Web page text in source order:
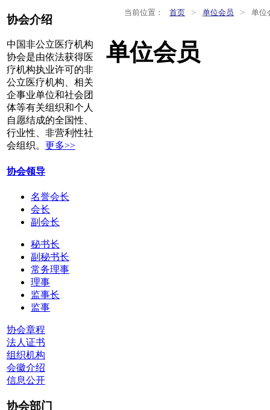
协会介绍
中国非公立医疗机构
协会是由依法获得医
疗机构执业许可的非
公立医疗机构、相关
企事业单位和社会团
体等有关组织和个人
自愿结成的全国性、
行业性、非营利性社
会组织。 更多>>
协会领导
名誉会长
会长
副会长
秘书长
副秘书长
常务理事
理事
监事长
监事
协会章程
法人证书
组织机构
会徽介绍
信息公开
协会部门
当前位置： 首页 > 单位会员 > 单位
单位会员